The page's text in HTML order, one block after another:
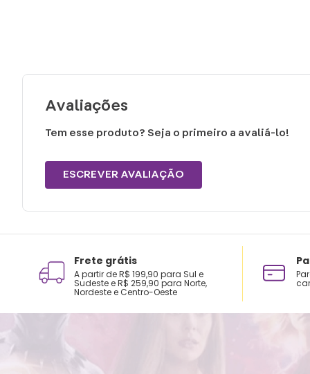
Avaliações
Tem esse produto? Seja o primeiro a avaliá-lo!
ESCREVER AVALIAÇÃO
Frete grátis
A partir de R$ 199,90 para Sul e
Sudeste e R$ 259,90 para Norte,
Nordeste e Centro-Oeste